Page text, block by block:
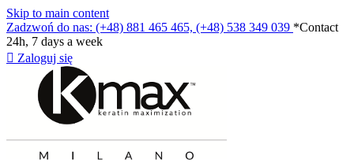
Skip to main content
Zadzwoń do nas: (+48) 881 465 465, (+48) 538 349 039 *Contact
24h, 7 days a week
 Zaloguj się